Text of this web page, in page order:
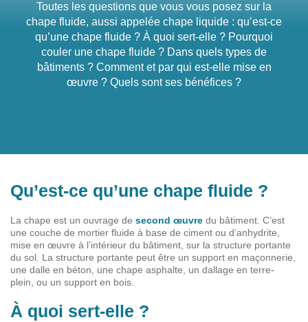
Toutes les questions que vous vous posez sur la
chape fluide, aussi appelée chape liquide : qu’est-ce
qu’une chape fluide ? À quoi sert-elle ? Pourquoi
couler une chape fluide ? Dans quels types de
bâtiments ? Comment et par qui est-elle mise en
œuvre ? Quels sont ses bénéfices ?
Qu’est-ce qu’une chape fluide ?
La chape est un ouvrage de second œuvre du bâtiment. C’est
une couche de mortier fluide à base de ciment ou d’anhydrite,
mise en œuvre à l’intérieur du bâtiment, sur la structure portante
du sol. La structure portante peut être un support en maçonnerie,
une dalle en béton, une chape asphalte, un dallage en terre-
plein, ou un support en bois.
À quoi sert-elle ?